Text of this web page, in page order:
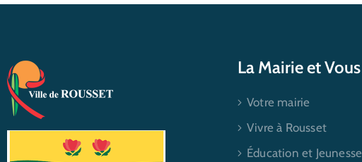
La Mairie et Vous
Votre mairie
Vivre à Rousset
Éducation et Jeunesse